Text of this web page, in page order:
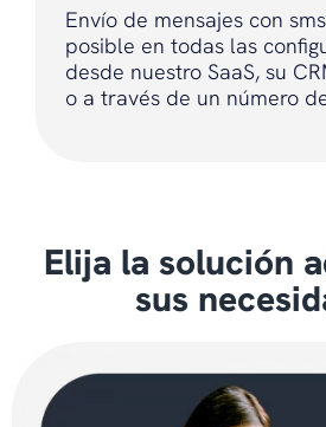
Envío de mensajes con
posible en todas las
desde nuestro SaaS, su
o a través de un número
Elija la solución
sus